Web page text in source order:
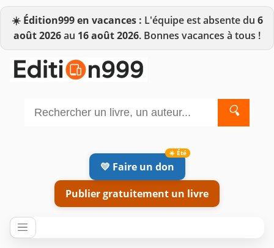
☀️ Édition999 en vacances : L'équipe est absente du 6
août 2026au 16 août 2026. Bonnes vacances à tous !
🔍
💛 Faire un don
Publier gratuitement un livre